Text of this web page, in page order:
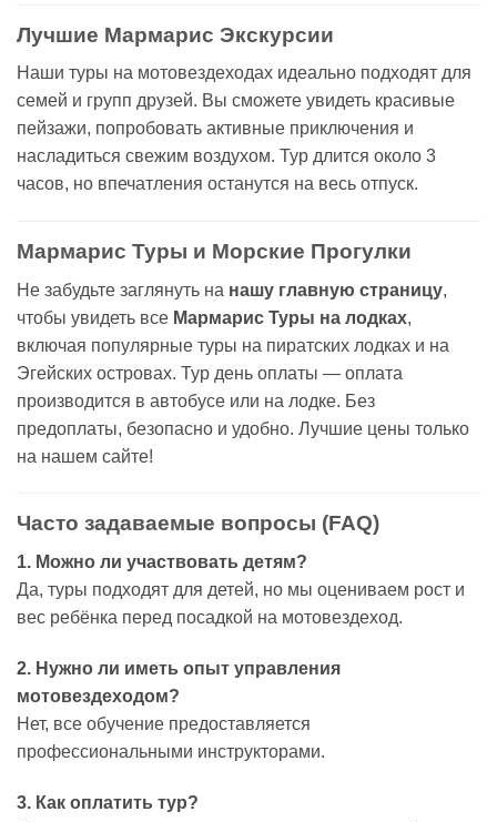
Лучшие Мармарис Экскурсии
Наши туры на мотовездеходах идеально подходят для
семей и групп друзей. Вы сможете увидеть красивые
пейзажи, попробовать активные приключения и
насладиться свежим воздухом. Тур длится около 3
часов, но впечатления останутся на весь отпуск.
Мармарис Туры и Морские Прогулки
Не забудьте заглянуть на нашу главную страницу,
чтобы увидеть все Мармарис Туры на лодках,
включая популярные туры на пиратских лодках и на
Эгейских островах. Тур день оплаты — оплата
производится в автобусе или на лодке. Без
предоплаты, безопасно и удобно. Лучшие цены только
на нашем сайте!
Часто задаваемые вопросы (FAQ)
1. Можно ли участвовать детям?
Да, туры подходят для детей, но мы оцениваем рост и
вес ребёнка перед посадкой на мотовездеход.
2. Нужно ли иметь опыт управления
мотовездеходом?
Нет, все обучение предоставляется
профессиональными инструкторами.
3. Как оплатить тур?